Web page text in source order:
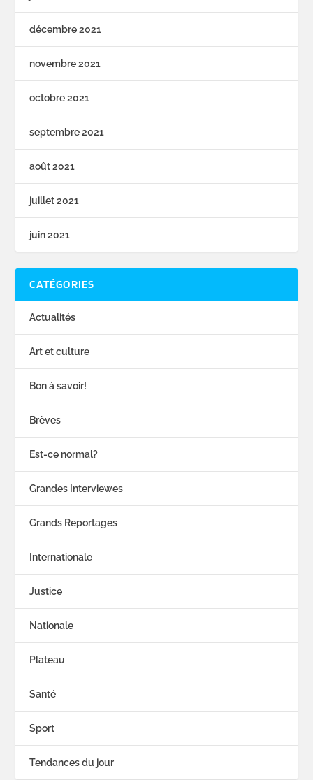
décembre 2021
novembre 2021
octobre 2021
septembre 2021
août 2021
juillet 2021
juin 2021
CATÉGORIES
Actualités
Art et culture
Bon à savoir!
Brèves
Est-ce normal?
Grandes Interviewes
Grands Reportages
Internationale
Justice
Nationale
Plateau
Santé
Sport
Tendances du jour